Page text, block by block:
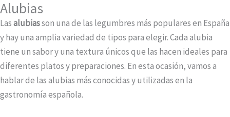
Alubias
Lasalubiasson una de las legumbres más populares en España
y hay una amplia variedad de tipos para elegir. Cada alubia
tiene un sabor y una textura únicos que las hacen ideales para
diferentes platos y preparaciones. En esta ocasión, vamos a
hablar de las alubias más conocidas y utilizadas en la
gastronomía española.